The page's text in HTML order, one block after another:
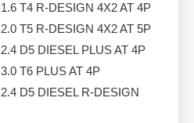
1.6 T4 R-DESIGN 4X2 AT 4P
2.0 T5 R-DESIGN 4X2 AT 5P
2.4 D5 DIESEL PLUS AT 4P
3.0 T6 PLUS AT 4P
2.4 D5 DIESEL R-DESIGN